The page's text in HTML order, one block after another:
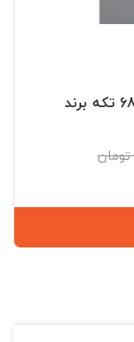
ست دریل و پیچ گوشتی شارژی 68 تکه برند